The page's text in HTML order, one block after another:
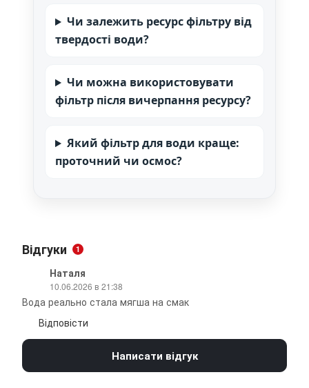
Чи залежить ресурс фільтру від
твердості води?
Чи можна використовувати
фільтр після вичерпання ресурсу?
Який фільтр для води краще:
проточний чи осмос?
Відгуки 1
Наталя
10.06.2026 в 21:38
Вода реально стала мягша на смак
Відповісти
Написати відгук